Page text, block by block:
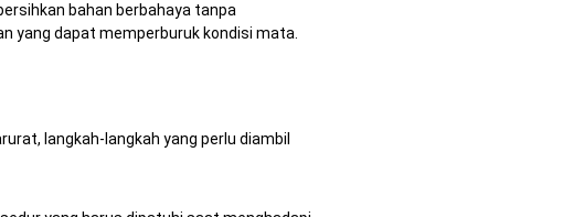
bahan berbahaya tanpa
yang dapat memperburuk kondisi mata.
langkah-langkah yang perlu diambil